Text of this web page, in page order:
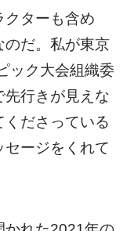
を普及させた
パリ五輪の大観
ンスを見せるこ
れが最後の五